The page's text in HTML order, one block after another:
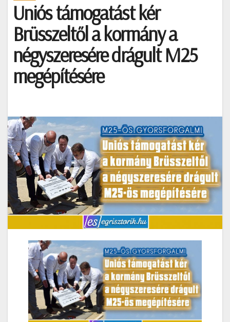
Uniós támogatást kér
Brüsszeltől a kormány a
négyszeresére drágult M25
megépítésére